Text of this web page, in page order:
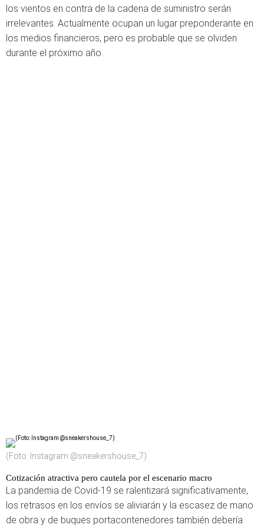
los vientos en contra de la cadena de suministro serán
irrelevantes. Actualmente ocupan un lugar preponderante en
los medios financieros, pero es probable que se olviden
durante el próximo año.
(Foto: Instagram @sneakershouse_7)
Cotización atractiva pero cautela por el escenario macro
La pandemia de Covid-19 se ralentizará significativamente,
los retrasos en los envíos se aliviarán y la escasez de mano
de obra y de buques portacontenedores también debería